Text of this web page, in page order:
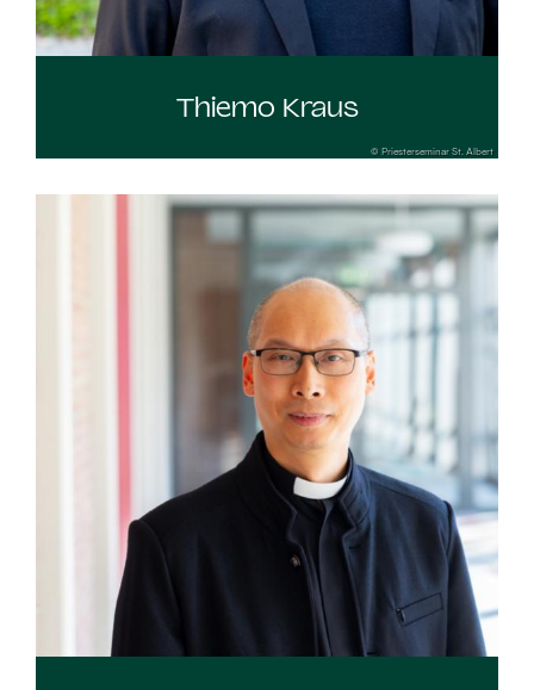
Thiemo Kraus
© Priesterseminar St. Albert